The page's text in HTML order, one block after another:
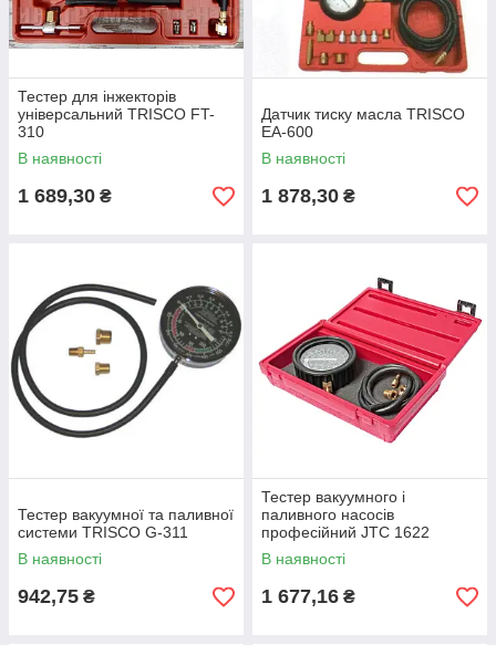
Тестер для інжекторів
універсальний TRISCO FT-
310
В наявності
1 689,30 ₴
Датчик тиску масла TRISCO
EA-600
В наявності
1 878,30 ₴
Тестер вакуумної та паливної
системи TRISCO G-311
В наявності
942,75 ₴
Тестер вакуумного і
паливного насосів
професійний JTC 1622
В наявності
1 677,16 ₴